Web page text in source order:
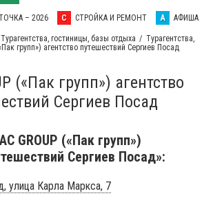
– 2026 С СТРОЙКА И РЕМОНТ А АФИША
Турагентства, гостиницы, базы отдыха
Турагентства,
групп») агентство путешествий Сергиев Посад
(«Пак групп») агентство
Сергиев Посад
GROUP («Пак групп»)
Сергиев Посад»:
улица Карла Маркса, 7